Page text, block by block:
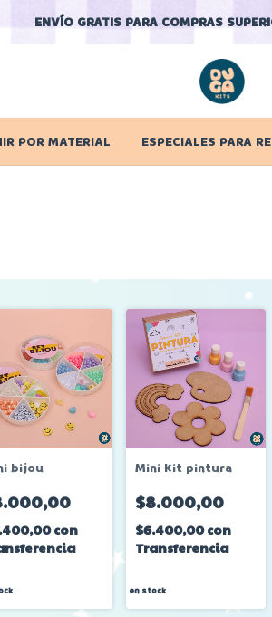
ENVÍO GRATIS PARA COMPRAS
POR MATERIAL ESPECIALES PARA
bijou
con
Mini Kit pintura
$8.000,00
$6.400,00con
Transferencia
en stock